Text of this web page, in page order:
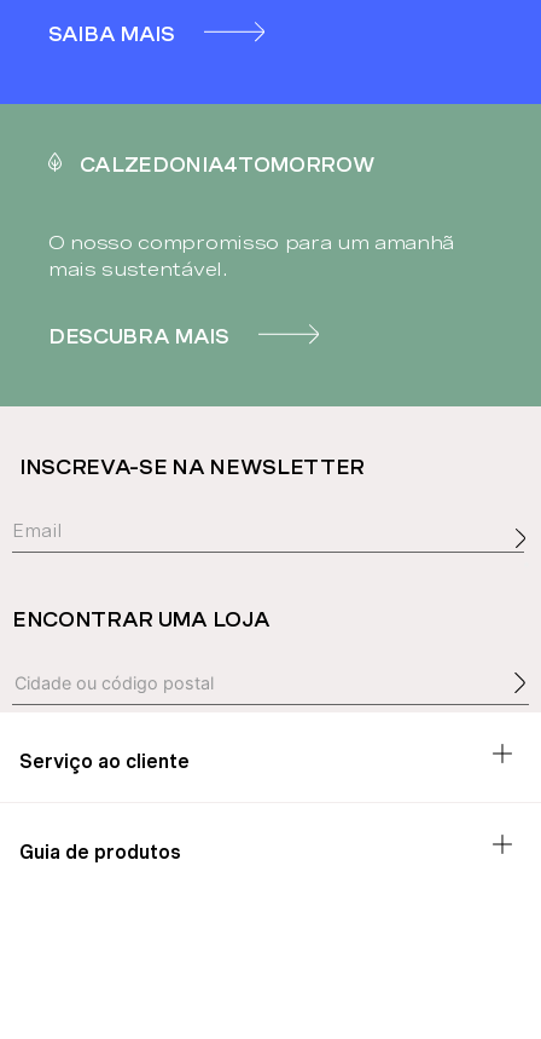
SAIBA MAIS
CALZEDONIA4TOMORROW
O nosso compromisso para um amanhã
mais sustentável.
DESCUBRA MAIS
INSCREVA-SE NA NEWSLETTER
ENCONTRAR UMA LOJA
Serviço ao cliente
Guia de produtos